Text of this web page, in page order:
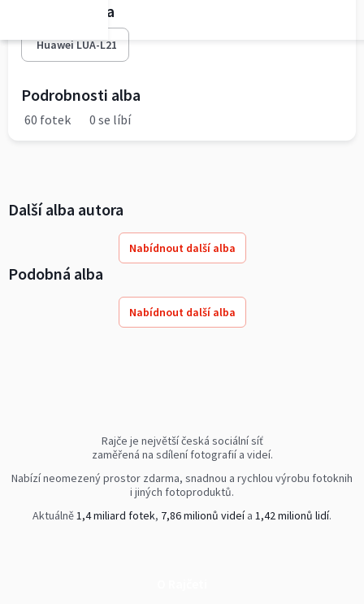
Fototechnika
Huawei LUA-L21
Podrobnosti alba
60 fotek 0 se líbí
Další alba autora
Nabídnout další alba
Podobná alba
Nabídnout další alba
Rajče je největší česká sociální síť
zaměřená na sdílení fotografií a videí.
Nabízí neomezený prostor zdarma, snadnou a rychlou výrobu fotoknih
i jiných fotoproduktů.
Aktuálně1,4 miliard fotek, 7,86 milionů videía 1,42 milionů lidí.